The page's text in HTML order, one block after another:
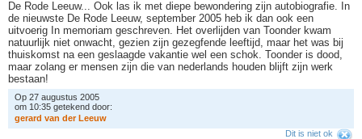
De Rode Leeuw... Ook las ik met diepe bewondering zijn autobiografie. In
de nieuwste De Rode Leeuw, september 2005 heb ik dan ook een
uitvoerig In memoriam geschreven. Het overlijden van Toonder kwam
natuurlijk niet onwacht, gezien zijn gezegfende leeftijd, maar het was bij
thuiskomst na een geslaagde vakantie wel een schok. Toonder is dood,
maar zolang er mensen zijn die van nederlands houden blijft zijn werk
bestaan!
Op 27 augustus 2005
om 10:35 getekend door:
gerard van der Leeuw
Dit is niet ok